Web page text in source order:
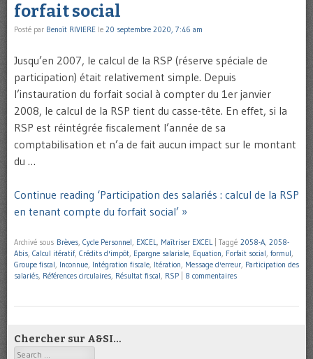
forfait social
Posté par Benoît RIVIERE le 20 septembre 2020, 7:46 am
Jusqu’en 2007, le calcul de la RSP (réserve spéciale de
participation) était relativement simple. Depuis
l’instauration du forfait social à compter du 1er janvier
2008, le calcul de la RSP tient du casse-tête. En effet, si la
RSP est réintégrée fiscalement l’année de sa
comptabilisation et n’a de fait aucun impact sur le montant
du …
Continue reading ‘Participation des salariés : calcul de la RSP
en tenant compte du forfait social’ »
Archivé sous Brèves, Cycle Personnel, EXCEL, Maîtriser EXCEL Taggé 2058-A, 2058-
Abis, Calcul itératif, Crédits d'impôt, Epargne salariale, Equation, Forfait social, formul,
Groupe fiscal, Inconnue, Intégration fiscale, Itération, Message d'erreur, Participation des
salariés, Références circulaires, Résultat fiscal, RSP 8 commentaires
Chercher sur A&SI…
Search